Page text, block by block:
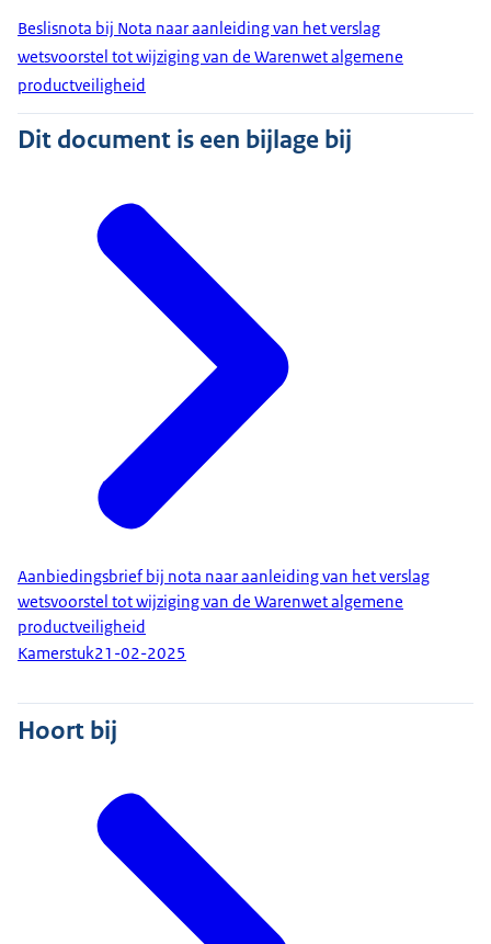
Beslisnota bij Nota naar aanleiding van het verslag
wetsvoorstel tot wijziging van de Warenwet algemene
productveiligheid
Dit document is een bijlage bij
Aanbiedingsbrief bij nota naar aanleiding van het verslag
wetsvoorstel tot wijziging van de Warenwet algemene
productveiligheid
Kamerstuk21-02-2025
Hoort bij